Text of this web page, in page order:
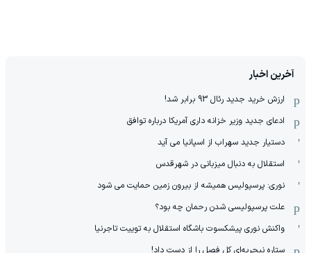
آخرین اخبار
ارزش خرید جدید رئال 93 برابر شد!
ادعای جدید وزیر خزانه داری آمریکا درباره توافق
دستیار جدید سهراب از اسپانیا می آید
استقلال به دنبال میزبانی در شهرقدس
نوری: پرسپولیس همیشه از بیرون زمین حمایت می شود
علت پرسپولیسی شدن رحمان چه بود؟
واکنش نوری پیشکسوت باشگاه استقلال به توییت تاجرنیا
ستاره نیجریه‌ای کل فصل را از دست داد!